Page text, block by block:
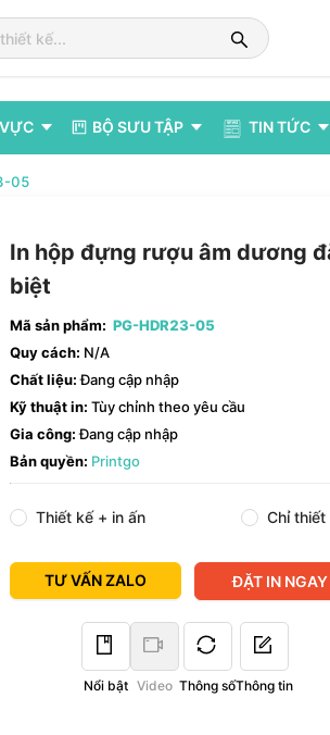
BỘ SƯU TẬP TIN TỨC
05
In hộp đựng rượu âm dương
biệt
Mã sản phẩm: PG-HDR23-05
Quy cách: N/A
Chất liệu: Đang cập nhập
Kỹ thuật in:Tùy chỉnh theo yêu cầu
Gia công:Đang cập nhập
Bản quyền: Printgo
Thiết kế + in ấn Chỉ thiết
TƯ VẤN ZALO ĐẶT IN NGAY
Nổi bật Video Thông sốThông tin